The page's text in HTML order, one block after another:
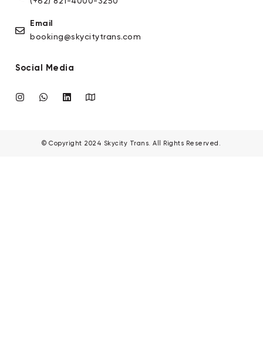
Email
booking@skycitytrans.com
Social Media
© Copyright 2024 Skycity Trans. All Rights Reserved.